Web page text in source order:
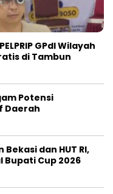
GPdI Wilayah
di Tambun
Potensi
Daerah
dan HUT RI,
Bupati Cup 2026